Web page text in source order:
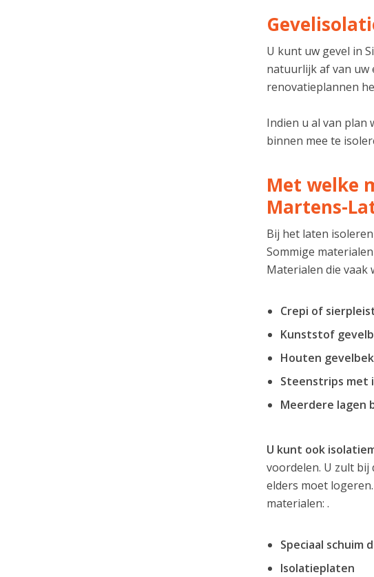
U kunt uw gevel in
natuurlijk af van uw
renovatieplannen
Indien u al van plan
binnen mee te
Met welke
Martens-
Bij het laten
Sommige
Materialen die vaak
Crepi of
Kunststof
Houten
Steenstrips met
Meerdere lagen
U kunt ook
voordelen. U zult bij
elders moet
materialen: .
Speciaal schuim
Isolatieplaten